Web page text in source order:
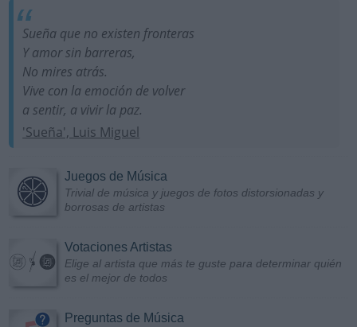
Sueña que no existen fronteras
Y amor sin barreras,
No mires atrás.
Vive con la emoción de volver
a sentir, a vivir la paz.
'Sueña', Luis Miguel
Juegos de Música
Trivial de música y juegos de fotos distorsionadas y
borrosas de artistas
Votaciones Artistas
Elige al artista que más te guste para determinar quién
es el mejor de todos
Preguntas de Música